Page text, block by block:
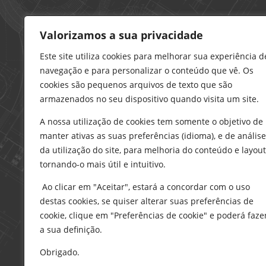
Valorizamos a sua privacidade
Este site utiliza cookies para melhorar sua experiência
navegação e para personalizar o conteúdo que vê. Os
cookies são pequenos arquivos de texto que são
armazenados no seu dispositivo quando visita um site.
A nossa utilização de cookies tem somente o objetivo de
manter ativas as suas preferências (idioma), e de análise
da utilização do site, para melhoria do conteúdo e
tornando-o mais útil e intuitivo.
Ao clicar em "Aceitar", estará a concordar com o uso
destas cookies, se quiser alterar suas preferências de
cookie, clique em "Preferências de cookie" e poderá
a sua definição.
Obrigado.
21 296 0195
912 606 251
charneca@delarobia.pt
R. António Andrade, 1116
2820-287 • Charneca da Caparica
Loja – Tires
214 453 329
919 865 192
tires@delarobia.pt
Av. Amália Rodrigues, 190
2785-613 • São Domingos de Rana